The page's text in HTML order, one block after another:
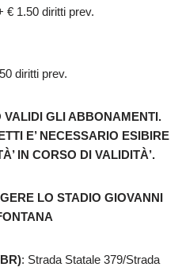
€ 1.50 diritti prev.
diritti prev.
GLI ABBONAMENTI.
E’ NECESSARIO ESIBIRE
IN CORSO DI VALIDITÀ’.
LO STADIO GIOVANNI
: Strada Statale 379/Strada